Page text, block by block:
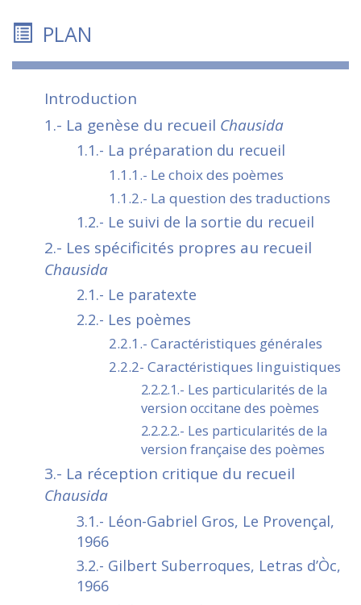
PLAN
Introduction
1.- La genèse du recueil Chausida
1.1.- La préparation du recueil
1.1.1.- Le choix des poèmes
1.1.2.- La question des traductions
1.2.- Le suivi de la sortie du recueil
2.- Les spécificités propres au recueil
Chausida
2.1.- Le paratexte
2.2.- Les poèmes
2.2.1.- Caractéristiques générales
2.2.2- Caractéristiques linguistiques
2.2.2.1.- Les particularités de la
version occitane des poèmes
2.2.2.2.- Les particularités de la
version française des poèmes
3.- La réception critique du recueil
Chausida
3.1.- Léon-Gabriel Gros, Le Provençal,
1966
3.2.- Gilbert Suberroques, Letras d’Òc,
1966